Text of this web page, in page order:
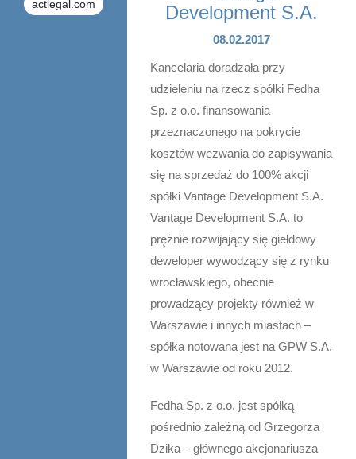
actlegal.com
Development S.A.
08.02.2017
Kancelaria doradzała przy
udzieleniu na rzecz spółki Fedha
Sp. z o.o. finansowania
przeznaczonego na pokrycie
kosztów wezwania do zapisywania
się na sprzedaż do 100% akcji
spółki Vantage Development S.A.
Vantage Development S.A. to
prężnie rozwijający się giełdowy
deweloper wywodzący się z rynku
wrocławskiego, obecnie
prowadzący projekty również w
Warszawie i innych miastach –
spółka notowana jest na GPW S.A.
w Warszawie od roku 2012.
Fedha Sp. z o.o. jest spółką
pośrednio zależną od Grzegorza
Dzika – głównego akcjonariusza